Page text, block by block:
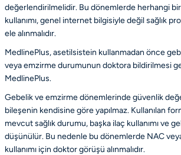
değerlendirilmelidir. Bu dönemlerde herhangi
kullanımı, genel internet bilgisiyle değil sağlık
ele alınmalıdır.
MedlinePlus, asetilsistein kullanmadan önce
veya emzirme durumunun doktora bildirilmesi
MedlinePlus.
Gebelik ve emzirme dönemlerinde güvenlik
bileşenin kendisine göre yapılmaz. Kullanılan
mevcut sağlık durumu, başka ilaç kullanımı ve
düşünülür. Bu nedenle bu dönemlerde NAC
kullanımı için doktor görüşü alınmalıdır.